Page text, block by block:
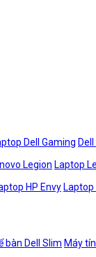
Dell Gaming
Legion Laptop
HP Envy Laptop
bàn Dell Slim Máy